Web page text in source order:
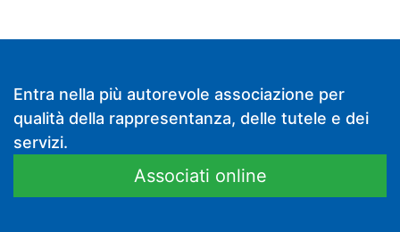
Entra nella più autorevole associazione per
qualità della rappresentanza, delle tutele e dei
servizi.
Associati online